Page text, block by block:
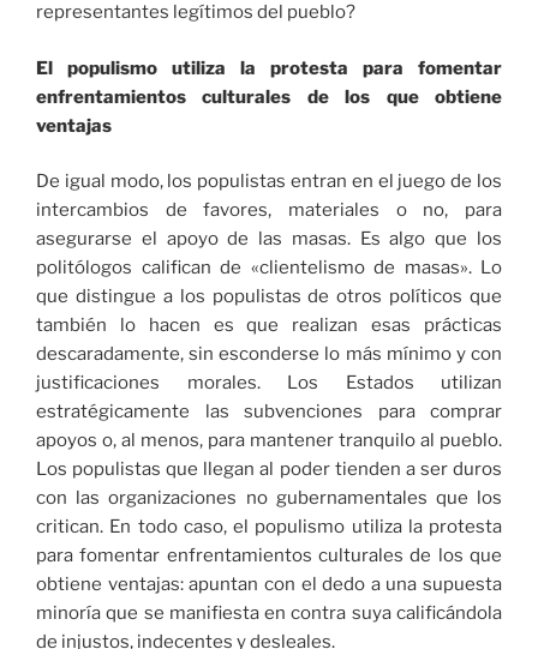
representantes legítimos del pueblo?
El populismo utiliza la protesta para fomentar
enfrentamientos culturales de los que obtiene
ventajas
De igual modo, los populistas entran en el juego de los
intercambios de favores, materiales o no, para
asegurarse el apoyo de las masas. Es algo que los
politólogos califican de «clientelismo de masas». Lo
que distingue a los populistas de otros políticos que
también lo hacen es que realizan esas prácticas
descaradamente, sin esconderse lo más mínimo y con
justificaciones morales. Los Estados utilizan
estratégicamente las subvenciones para comprar
apoyos o, al menos, para mantener tranquilo al pueblo.
Los populistas que llegan al poder tienden a ser duros
con las organizaciones no gubernamentales que los
critican. En todo caso, el populismo utiliza la protesta
para fomentar enfrentamientos culturales de los que
obtiene ventajas: apuntan con el dedo a una supuesta
minoría que se manifiesta en contra suya calificándola
de injustos, indecentes y desleales.